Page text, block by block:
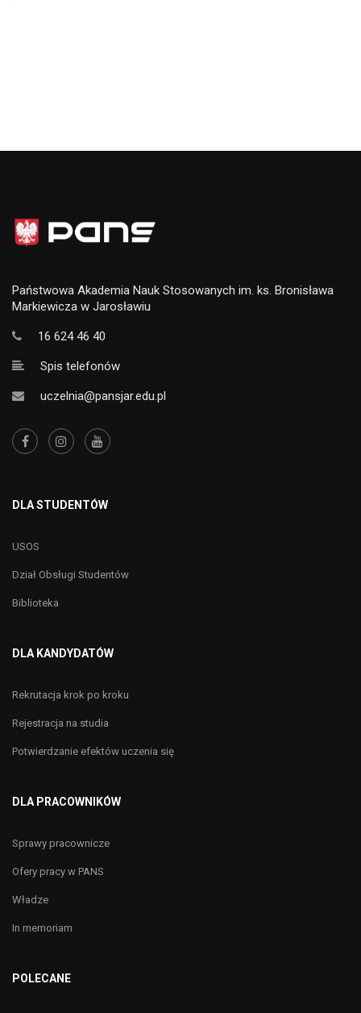
Państwowa Akademia Nauk Stosowanych im. ks. Bronisława
Markiewicza w Jarosławiu
16 624 46 40
Spis telefonów
uczelnia@pansjar.edu.pl
DLA STUDENTÓW
USOS
Dział Obsługi Studentów
Biblioteka
DLA KANDYDATÓW
Rekrutacja krok po kroku
Rejestracja na studia
Potwierdzanie efektów uczenia się
DLA PRACOWNIKÓW
Sprawy pracownicze
Ofery pracy w PANS
Władze
In memoriam
POLECANE